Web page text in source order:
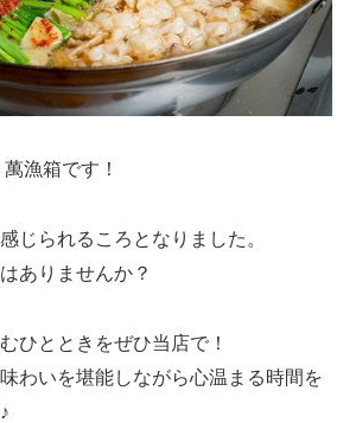
漁箱です！
じられるころとなりました。
ありませんか？
ひとときをぜひ当店で！
わいを堪能しながら心温まる時間を